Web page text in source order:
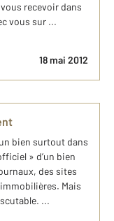
recevoir dans
vous sur ...
18 mai 2012
bien surtout dans
» d’un bien
des sites
Mais
...